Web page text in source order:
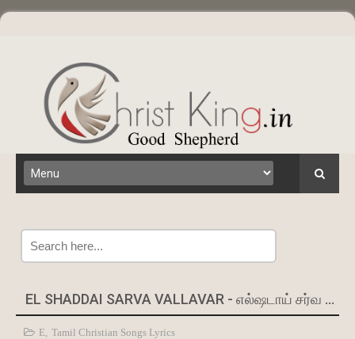
EL SHADDAI SARVA VALLAVAR - எல்ஷடாய் சர்வ வல்லவர்
E, Tamil Christian Songs Lyrics